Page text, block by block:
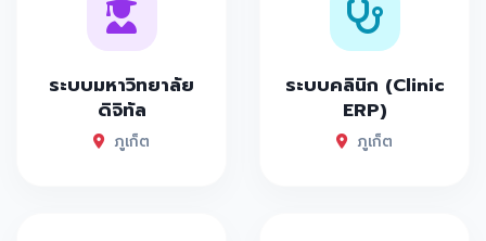
ระบบมหาวิทยาลัย
ดิจิทัล
ภูเก็ต
ระบบคลินิก (Clinic
ERP)
ภูเก็ต